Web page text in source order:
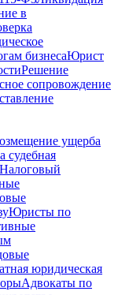
в
бизнесаЮрист
Решение
сопровождение
ущерба
судебная
Налоговый
Юристы по
юридическая
Адвокаты по